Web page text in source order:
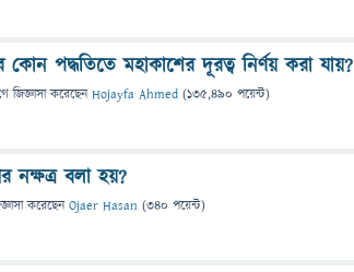
কোন পদ্ধতিতে মহাকাশের দূরত্ব নির্ণয় করা যায়?
জিজ্ঞাসাকরেছেনHojayfa Ahmed (135,490 পয়েন্ট)
নক্ষত্র বলা হয়?
করেছেনOjaer Hasan (340 পয়েন্ট)